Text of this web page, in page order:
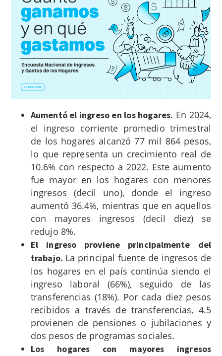
Aumentó el ingreso en los hogares. En 2024,
el ingreso corriente promedio trimestral
de los hogares alcanzó 77 mil 864 pesos,
lo que representa un crecimiento real de
10.6% con respecto a 2022. Este aumento
fue mayor en los hogares con menores
ingresos (decil uno), donde el ingreso
aumentó 36.4%, mientras que en aquellos
con mayores ingresos (decil diez) se
redujo 8%.
El ingreso proviene principalmente del
trabajo. La principal fuente de ingresos de
los hogares en el país continúa siendo el
ingreso laboral (66%), seguido de las
transferencias (18%). Por cada diez pesos
recibidos a través de transferencias, 4.5
provienen de pensiones o jubilaciones y
dos pesos de programas sociales.
Los hogares con mayores ingresos